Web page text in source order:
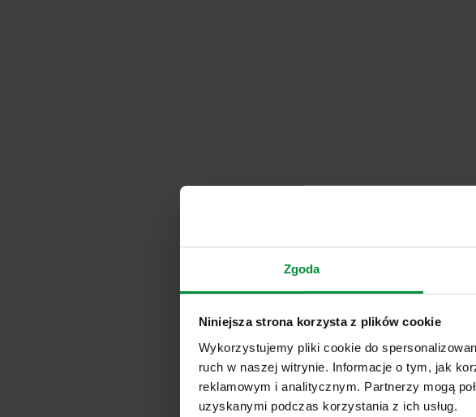
Zgoda
Niniejsza strona korzysta z plików cookie
Wykorzystujemy pliki cookie do
ruch w naszej witrynie. Informacje o tym, jak
reklamowym i analitycznym. Partnerzy mogą
uzyskanymi podczas korzystania z ich usług.